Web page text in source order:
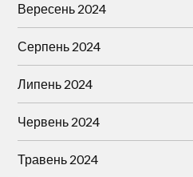
Вересень 2024
Серпень 2024
Липень 2024
Червень 2024
Травень 2024